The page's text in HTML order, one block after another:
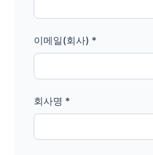
이메일(회사) *
회사명 *